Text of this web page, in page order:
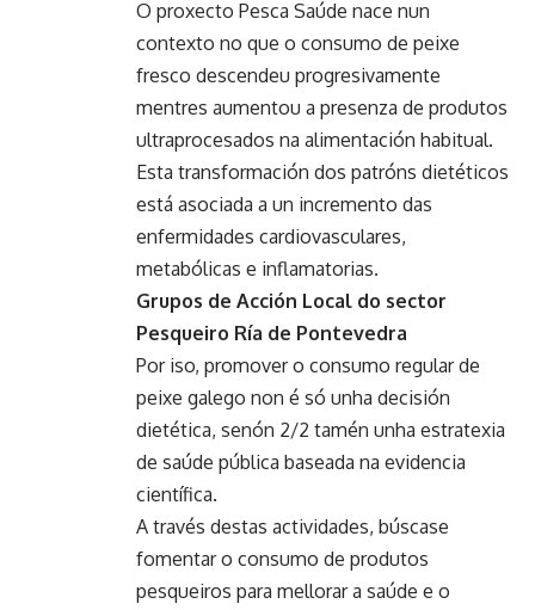
O proxecto Pesca Saúde nace nun
contexto no que o consumo de peixe
fresco descendeu progresivamente
mentres aumentou a presenza de produtos
ultraprocesados na alimentación habitual.
Esta transformación dos patróns dietéticos
está asociada a un incremento das
enfermidades cardiovasculares,
metabólicas e inflamatorias.
Grupos de Acción Local do sector
Pesqueiro Ría de Pontevedra
Por iso, promover o consumo regular de
peixe galego non é só unha decisión
dietética, senón 2/2 tamén unha estratexia
de saúde pública baseada na evidencia
científica.
A través destas actividades, búscase
fomentar o consumo de produtos
pesqueiros para mellorar a saúde e o